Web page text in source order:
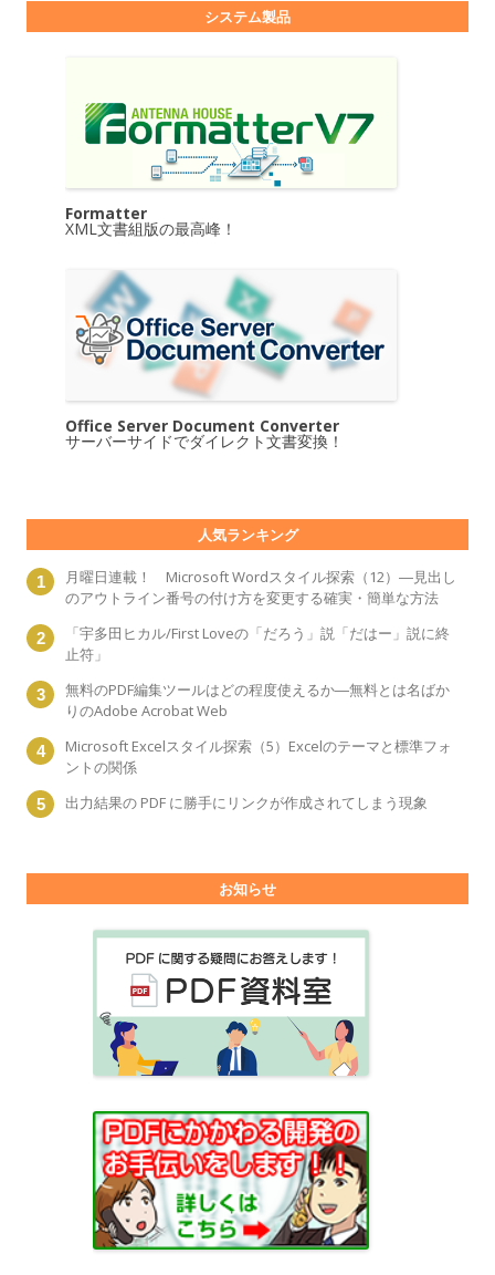
システム製品
Formatter
XML文書組版の最高峰！
Office Server Document Converter
サーバーサイドでダイレクト文書変換！
人気ランキング
月曜日連載！ Microsoft Wordスタイル探索（12）―見出し
のアウトライン番号の付け方を変更する確実・簡単な方法
「宇多田ヒカル/First Loveの「だろう」説「だはー」説に終
止符」
無料のPDF編集ツールはどの程度使えるか―無料とは名ばか
りのAdobe Acrobat Web
Microsoft Excelスタイル探索（5）Excelのテーマと標準フォ
ントの関係
出力結果の PDF に勝手にリンクが作成されてしまう現象
お知らせ